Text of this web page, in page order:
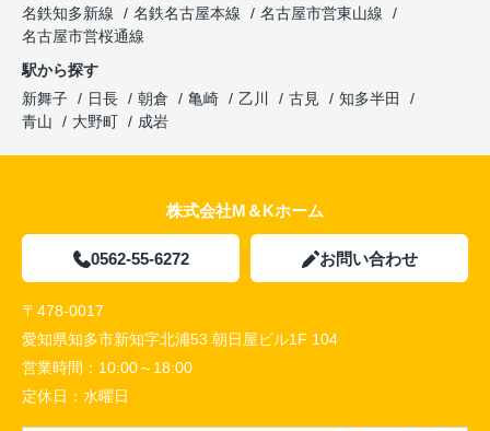
名鉄知多新線
名鉄名古屋本線
名古屋市営東山線
名古屋市営桜通線
駅から探す
新舞子
日長 朝倉 亀崎 乙川 古見
知多半田
青山
大野町 成岩
株式会社M＆Kホーム
0562-55-6272 お問い合わせ
〒478-0017
愛知県知多市新知字北浦53 朝日屋ビル1F 104
営業時間： 10:00～18:00
定休日： 水曜日